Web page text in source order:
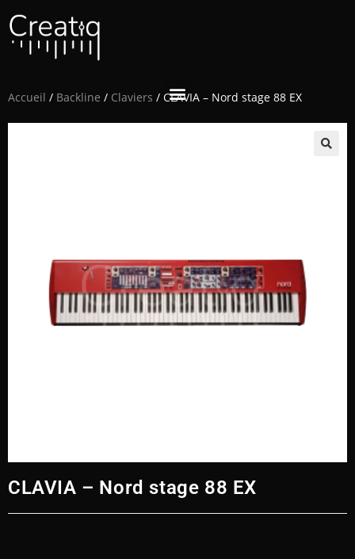
Accueil / Backline / Claviers / CLAVIA – Nord stage 88 EX
CLAVIA – Nord stage 88 EX